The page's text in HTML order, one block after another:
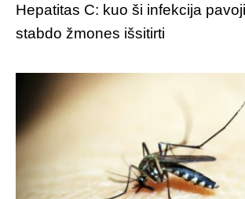
Hepatitas C: kuo ši infekcija
stabdo žmones išsitirti